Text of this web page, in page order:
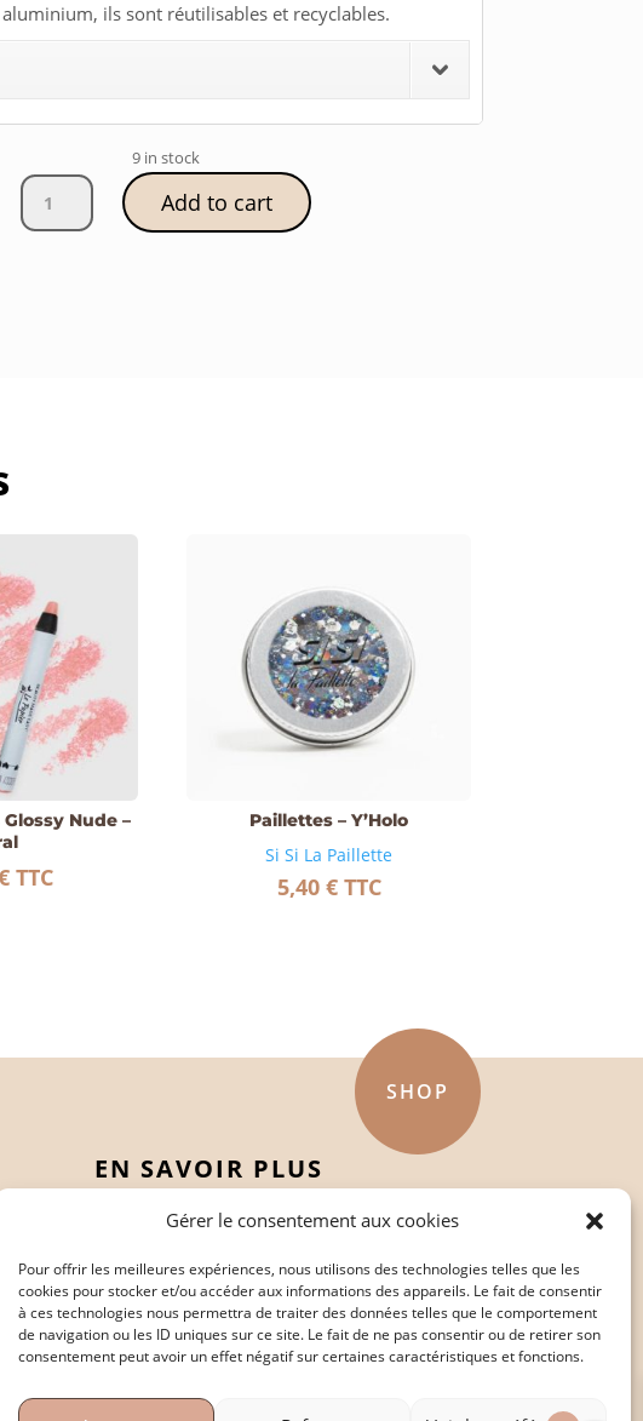
Gérer le consentement aux cookies
Pour offrir les meilleures expériences, nous utilisons des technologies telles que les
cookies pour stocker et/ou accéder aux informations des appareils. Le fait de consentir
à ces technologies nous permettra de traiter des données telles que le comportement
de navigation ou les ID uniques sur ce site. Le fait de ne pas consentir ou de retirer son
consentement peut avoir un effet négatif sur certaines caractéristiques et fonctions.
ils sont réutilisables et recyclables.
9 in stock
Paillettes
-
Add to cart
Nude –
TTC
Paillettes – Y’Holo
Si Si La Paillette
5,40 € TTC
SHOP
EN SAVOIR PLUS
Politique de confidentialité
Conditions générales de vente